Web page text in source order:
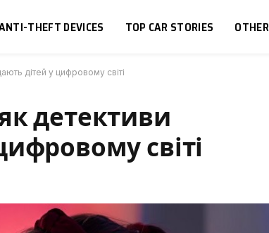
THEFT DEVICES TOP CAR STORIES OTHER
дітей у цифровому світі
детективи
світі